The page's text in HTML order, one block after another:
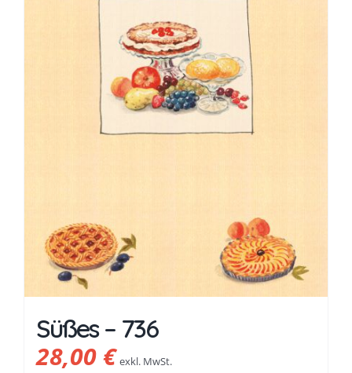
Süßes – 736
28,00€ exkl. MwSt.